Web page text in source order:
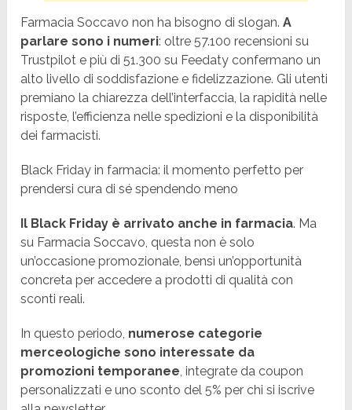
Farmacia Soccavo non ha bisogno di slogan.A
parlare sono i numeri: oltre 57.100 recensioni su
Trustpilot e più di 51.300 su Feedaty confermano un
alto livello di soddisfazione e fidelizzazione. Gli utenti
premiano la chiarezza dell’interfaccia, la rapidità nelle
risposte, l’efficienza nelle spedizioni e la disponibilità
dei farmacisti.
Black Friday in farmacia: il momento perfetto per
prendersi cura di sé spendendo meno
Il Black Friday è arrivato anche in farmacia. Ma
su Farmacia Soccavo, questa non è solo
un’occasione promozionale, bensì un’opportunità
concreta per accedere a prodotti di qualità con
sconti reali.
In questo periodo, numerose categorie
merceologiche sono interessate da
promozioni temporanee, integrate da coupon
personalizzati e uno sconto del 5% per chi si iscrive